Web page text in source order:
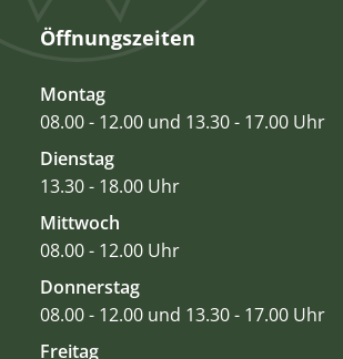
Öffnungszeiten
Montag
08.00 - 12.00 und 13.30 - 17.00 Uhr
Dienstag
13.30 - 18.00 Uhr
Mittwoch
08.00 - 12.00 Uhr
Donnerstag
08.00 - 12.00 und 13.30 - 17.00 Uhr
Freitag